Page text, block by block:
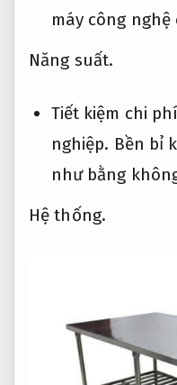
máy công nghệ
Năng suất.
Tiết kiệm chi
nghiệp. Bền bỉ
như bằng
Hệ thống.